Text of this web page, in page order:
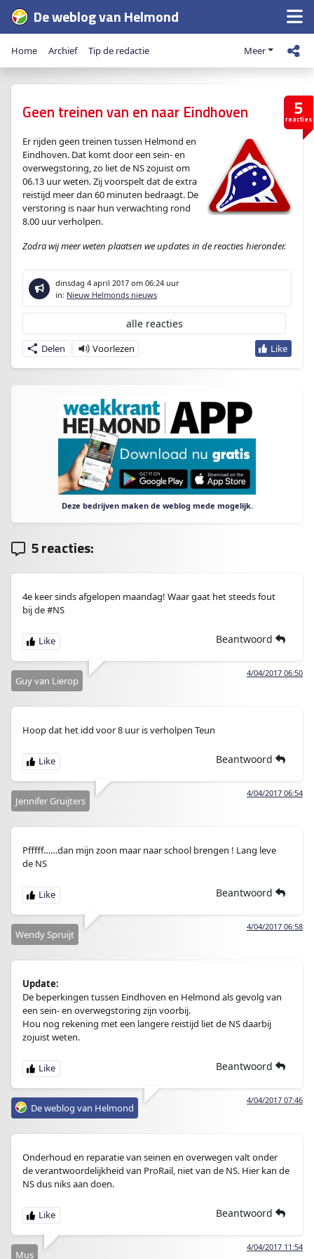
De weblog van Helmond
Home Archief Tip de redactie Meer
5
reacties
Geen treinen van en naar Eindhoven
Er rijden geen treinen tussen Helmond en
Eindhoven. Dat komt door een sein- en
overwegstoring, zo liet de NS zojuist om
06.13 uur weten. Zij voorspelt dat de extra
reistijd meer dan 60 minuten bedraagt. De
verstoring is naar hun verwachting rond
8.00 uur verholpen.
Zodra wij meer weten plaatsen we updates in de reacties hieronder.
dinsdag 4 april 2017 om 06:24 uur
in: Nieuw Helmonds nieuws
Delen
alle reacties
Deze bedrijven maken de weblog mede mogelijk.
5 reacties:
4e keer sinds afgelopen maandag! Waar gaat het steeds fout
bij de #NS
Beantwoord
4/04/2017 06:50
Guy van Lierop
Hoop dat het idd voor 8 uur is verholpen Teun
Beantwoord
4/04/2017 06:54
Jennifer Gruijters
Pfffff……dan mijn zoon maar naar school brengen ! Lang leve
de NS
Beantwoord
4/04/2017 06:58
Wendy Spruijt
Update:
De beperkingen tussen Eindhoven en Helmond als gevolg van
een sein- en overwegstoring zijn voorbij.
Hou nog rekening met een langere reistijd liet de NS daarbij
zojuist weten.
Beantwoord
4/04/2017 07:46
De weblog van Helmond
Onderhoud en reparatie van seinen en overwegen valt onder
de verantwoordelijkheid van ProRail, niet van de NS. Hier kan de
NS dus niks aan doen.
Beantwoord
4/04/2017 11:54
Mus